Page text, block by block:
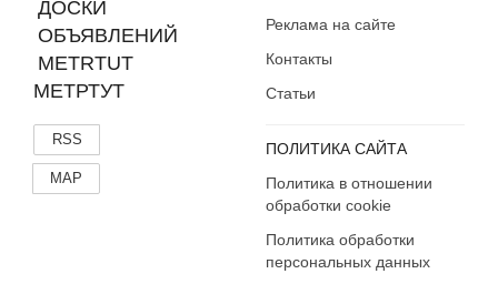
МЕТРТУТ
RSS
MAP
Реклама на сайте
Контакты
Статьи
ПОЛИТИКА САЙТА
Политика в отношении
обработки cookie
Политика обработки
персональных данных